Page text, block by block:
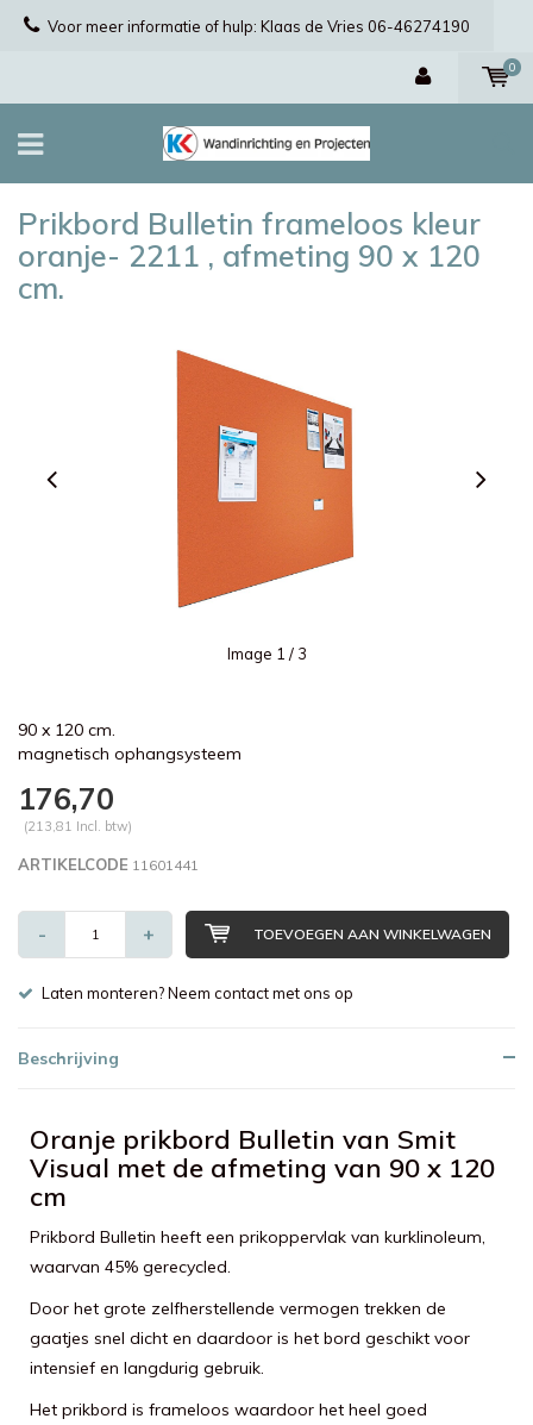
Voor meer informatie of hulp: Klaas de Vries 06-46274190
0
Prikbord Bulletin frameloos kleur
oranje- 2211 , afmeting 90 x 120
cm.
Image 1 / 3
90 x 120 cm.
magnetisch ophangsysteem
176,70
(213,81 Incl. btw)
ARTIKELCODE 11601441
- + TOEVOEGEN AAN WINKELWAGEN
Laten monteren? Neem contact met ons op
Beschrijving
Oranje prikbord Bulletin van Smit
Visual met de afmeting van 90 x 120
cm
Prikbord Bulletin heeft een prikoppervlak van kurklinoleum,
waarvan 45% gerecycled.
Door het grote zelfherstellende vermogen trekken de
gaatjes snel dicht en daardoor is het bord geschikt voor
intensief en langdurig gebruik.
Het prikbord is frameloos waardoor het heel goed